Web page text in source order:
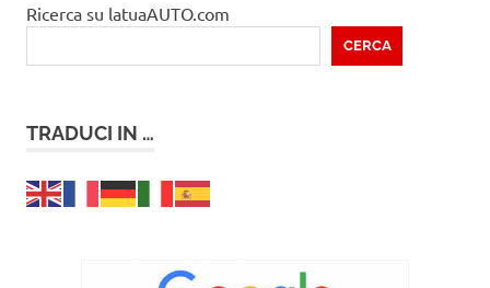
Ricerca su latuaAUTO.com
CERCA
TRADUCI IN …